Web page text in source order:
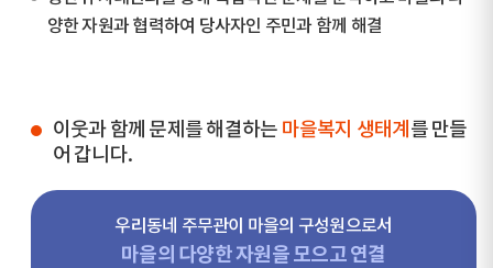
양한 자원과 협력하여 당사자인 주민과 함께 해결
이웃과 함께 문제를 해결하는 마을복지 생태계 를 만들
어 갑니다.
우리동네 주무관이 마을의 구성원으로서
마을의 다양한 자원을 모으고 연결